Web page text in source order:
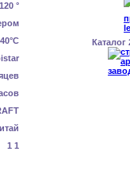
120 °
1 1
Каталог